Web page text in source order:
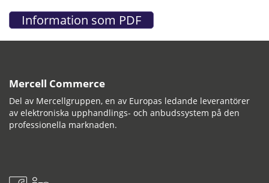
Mercell Commerce
Del av Mercellgruppen, en av Europas ledande leverantörer
av elektroniska upphandlings- och anbudssystem på den
professionella marknaden.